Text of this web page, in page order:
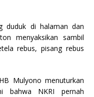
duduk di halaman dan
menyaksikan sambil
rebus, pisang rebus
Mulyono menuturkan
bahwa NKRI pernah